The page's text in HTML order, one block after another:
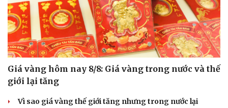
Giá vàng hôm nay 8/8: Giá vàng trong nước và thế
giới lại tăng
Vì sao giá vàng thế giới tăng nhưng trong nước lại